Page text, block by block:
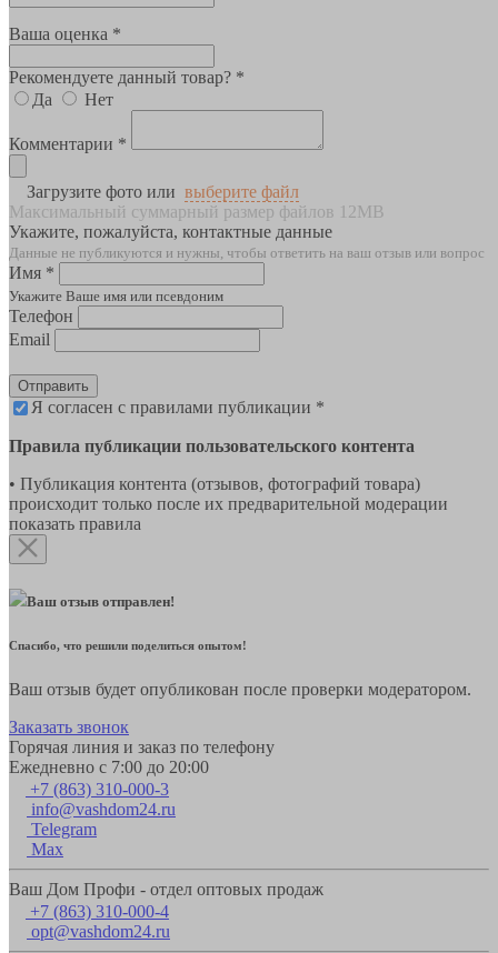
Ваша оценка *
Рекомендуете данный товар? *
Да
Нет
Комментарии *
Загрузите фото или выберите файл
Максимальный суммарный размер файлов 12MB
Укажите, пожалуйста, контактные данные
Данные не публикуются и нужны, чтобы ответить на ваш отзыв или вопрос
Имя *
Укажите Ваше имя или псевдоним
Телефон
Email
Отправить
Я согласен с правилами публикации *
Правила публикации пользовательского контента
• Публикация контента (отзывов, фотографий товара)
происходит только после их предварительной модерации
показать правила
Ваш отзыв отправлен!
Спасибо, что решили поделиться опытом!
Ваш отзыв будет опубликован после проверки модератором.
Заказать звонок
Горячая линия и заказ по телефону
Ежедневно с 7:00 до 20:00
+7 (863) 310-000-3
info@vashdom24.ru
Telegram
Max
Ваш Дом Профи - отдел оптовых продаж
+7 (863) 310-000-4
opt@vashdom24.ru